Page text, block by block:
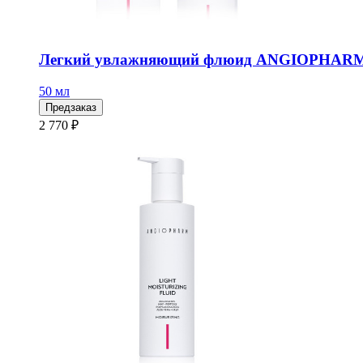
Легкий увлажняющий флюид
50 мл
Предзаказ
2 770 ₽